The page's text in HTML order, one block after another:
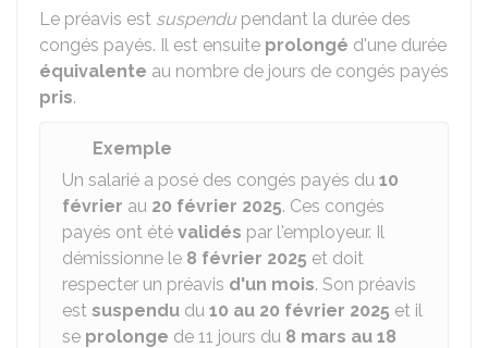
Le préavis est suspendu pendant la durée des
congés payés. Il est ensuite prolongé d'une durée
équivalente au nombre de jours de congés payés
pris.
Exemple
Un salarié a posé des congés payés du 10
février au 20 février 2025. Ces congés
payés ont été validés par l'employeur. Il
démissionne le 8 février 2025 et doit
respecter un préavis d'un mois. Son préavis
est suspendu du 10 au 20 février 2025 et il
se prolonge de 11 jours du 8 mars au 18